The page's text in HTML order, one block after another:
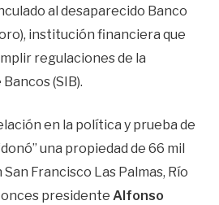
al desaparecido Banco
institución financiera que
regulaciones de la
(SIB).
en la política y prueba de
una propiedad de 66 mil
Francisco Las Palmas, Río
presidente Alfonso